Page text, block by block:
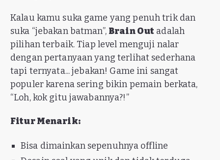
Kalau kamu suka game yang penuh trik dan
suka “jebakan batman”, Brain Out adalah
pilihan terbaik. Tiap level menguji nalar
dengan pertanyaan yang terlihat sederhana
tapi ternyata... jebakan! Game ini sangat
populer karena sering bikin pemain berkata,
“Loh, kok gitu jawabannya?!”
Fitur Menarik:
Bisa dimainkan sepenuhnya offline